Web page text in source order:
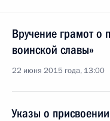
Вручение грамот о
воинской славы»
22 июня 2015 года, 13:00
Указы о